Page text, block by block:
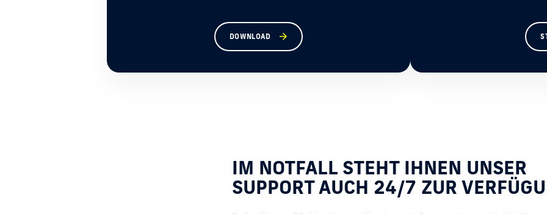
DOWNLOAD
IM NOTFALL STEHT IHNEN UNSER
SUPPORT AUCH 24/7 ZUR